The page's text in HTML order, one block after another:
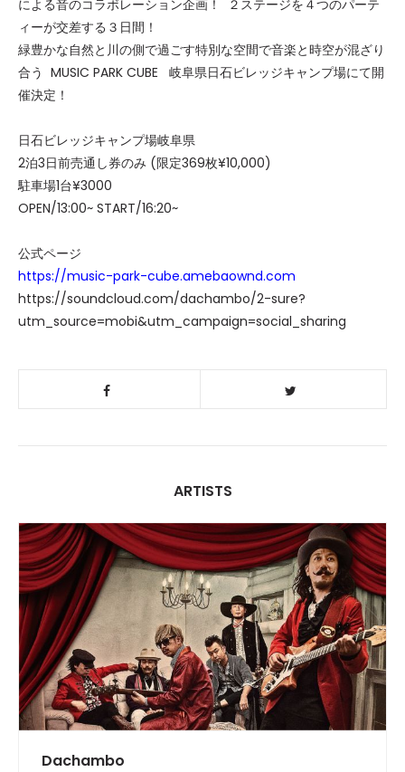
による音のコラボレーション企画！ ２ステージを４つのパーテ
ィーが交差する３日間！
緑豊かな自然と川の側で過ごす特別な空間で音楽と時空が混ざり
合う MUSIC PARK CUBE 岐阜県日石ビレッジキャンプ場にて開
催決定！
日石ビレッジキャンプ場岐阜県
2泊3日前売通し券のみ (限定369枚¥10,000)
駐車場1台¥3000
OPEN/13:00~ START/16:20~
公式ページ
https://music-park-cube.amebaownd.com
https://soundcloud.com/dachambo/2-sure?
utm_source=mobi&utm_campaign=social_sharing
ARTISTS
Dachambo